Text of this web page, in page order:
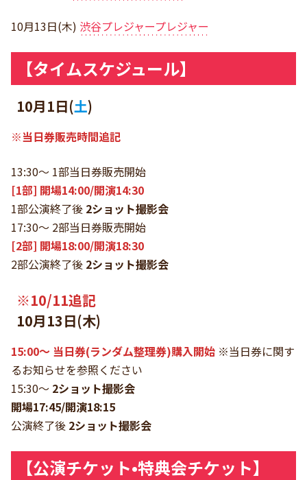
10月13日(木) 渋谷プレジャープレジャー
【タイムスケジュール】
10月1日(土)
※当日券販売時間追記
13:30〜 1部当日券販売開始
[1部] 開場14:00/開演14:30
1部公演終了後 2ショット撮影会
17:30〜 2部当日券販売開始
[2部] 開場18:00/開演18:30
2部公演終了後 2ショット撮影会
※10/11追記
10月13日(木)
15:00〜 当日券(ランダム整理券)購入開始 ※当日券に関す
るお知らせを参照ください
15:30〜 2ショット撮影会
開場17:45/開演18:15
公演終了後 2ショット撮影会
【公演チケット•特典会チケット】